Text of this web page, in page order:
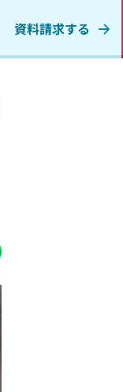
資料請求する